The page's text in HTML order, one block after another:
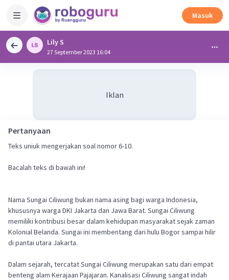
Masuk
Lily S
27 September 2023 16:04
Iklan
Pertanyaan
Teks uniuk mengerjakan soal nomor 6-10.
Bacalah teks di bawah ini!
Nama Sungai Ciliwung bukan nama asing bagi warga Indonesia,
khususnya warga DKI Jakarta dan Jawa Barat. Sungai Ciliwung
memiliki kontribusi besar dalam kehidupan masyarakat sejak zaman
Kolonial Belanda. Sungai ini membentang dari hulu Bogor sampai hilir
di pantai utara Jakarta.
Dalam sejarah, tercatat Sungai Ciliwung merupakan satu dari empat
benteng alam Kerajaan Pajajaran. Kanalisasi Ciliwung sangat indah